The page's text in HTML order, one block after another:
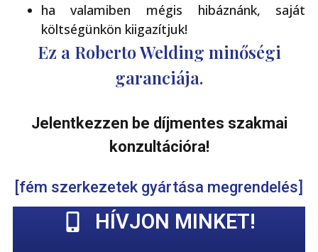
ha valamiben mégis hibáznánk, saját
költségünkön kiigazítjuk!
Ez a Roberto Welding minőségi
garanciája.
Jelentkezzen be díjmentes szakmai
konzultációra!
[fém szerkezetek gyártása megrendelés]
HÍVJON MINKET!